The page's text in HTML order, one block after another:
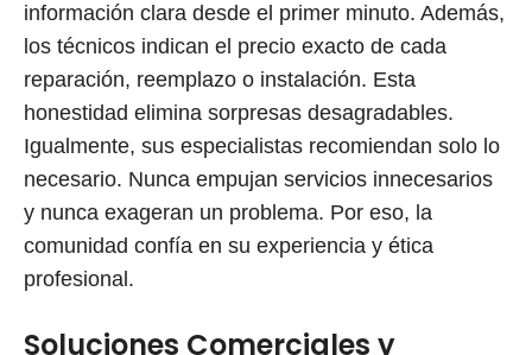
información clara desde el primer minuto. Además,
los técnicos indican el precio exacto de cada
reparación, reemplazo o instalación. Esta
honestidad elimina sorpresas desagradables.
Igualmente, sus especialistas recomiendan solo lo
necesario. Nunca empujan servicios innecesarios
y nunca exageran un problema. Por eso, la
comunidad confía en su experiencia y ética
profesional.
Soluciones Comerciales y